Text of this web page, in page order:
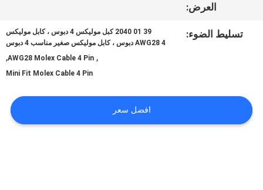
القضايا
العرض:
تسليط الضوء:
39 01 2040 كبل موليكس 4 دبوس ، كابل موليكس
AWG28 4 دبوس ، كابل موليكس صغير مناسب 4 دبوس
,
AWG28 Molex Cable 4 Pin
,
Mini Fit Molex Cable 4 Pin
افضل سعر